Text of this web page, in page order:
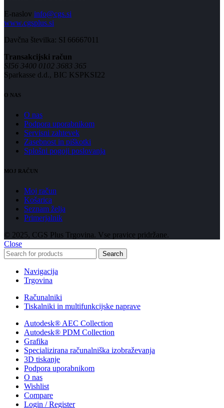
E-naslov info@cgs.si
www.cgsplus.si
Davčna številka: SI 66667011
Transakcijski račun
SI56 3400 0102 3683 365
Sparkasse d.d., BIC KSPKSI22
O NAS
O nas
Podpora uporabnikom
Servisni zahtevek
Zasebnost in piškotki
Splošni pogoji poslovanja
MOJ RAČUN
Moj račun
Košarica
Seznam želja
Primerjalnik
© 2025, CGS Plus Trgovina. Vse pravice pridržane.
Close
Search
Navigacija
Trgovina
Računalniki
Tiskalniki in multifunkcijske naprave
Autodesk® AEC Collection
Autodesk® PDM Collection
Grafika
Specializirana računalniška izobraževanja
3D tiskanje
Podpora uporabnikom
O nas
Wishlist
Compare
Login / Register